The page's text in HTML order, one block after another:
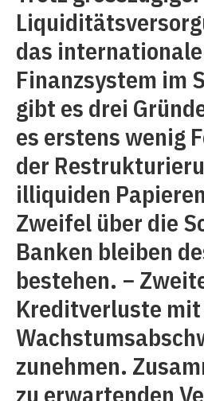
das internationale
Finanzsystem im
gibt es drei
es erstens wenig
der
illiquiden
Zweifel über die
Banken bleiben
bestehen. −
Kreditverluste
zunehmen.
zu erwartenden